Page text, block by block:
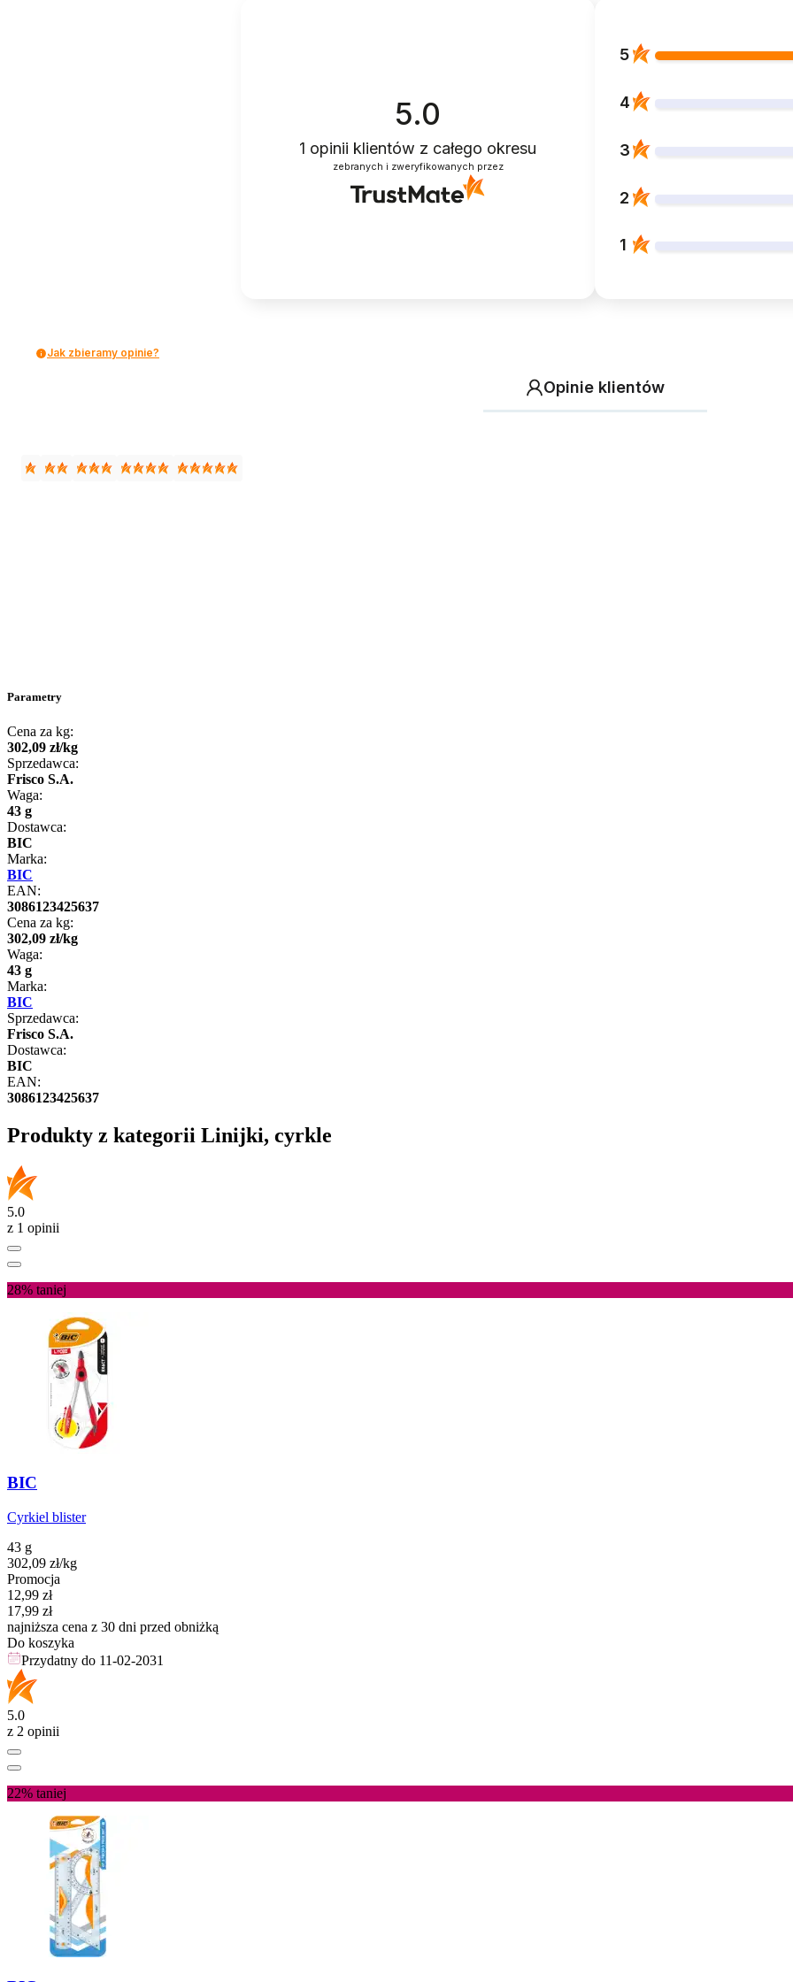
5.0
1 opinii klientów z całego okresu
zebranych i zweryfikowanych przez
5
4
3
2
1
Jak zbieramy opinie?
Opinie klientów
Parametry
Cena za kg:
302,09 zł/kg
Sprzedawca:
Frisco S.A.
Waga:
43 g
Dostawca:
BIC
Marka:
BIC
EAN:
3086123425637
Cena za kg:
302,09 zł/kg
Waga:
43 g
Marka:
BIC
Sprzedawca:
Frisco S.A.
Dostawca:
BIC
EAN:
3086123425637
Produkty z kategorii Linijki, cyrkle
5.0
z 1 opinii
28% taniej
BIC
Cyrkiel blister
43 g
302,09 zł/kg
Promocja
Cena promocyjna
12,99 zł
17,99 zł
najniższa cena z 30 dni przed obniżką
Do koszyka
Przydatny do 11-02-2031
5.0
z 2 opinii
22% taniej